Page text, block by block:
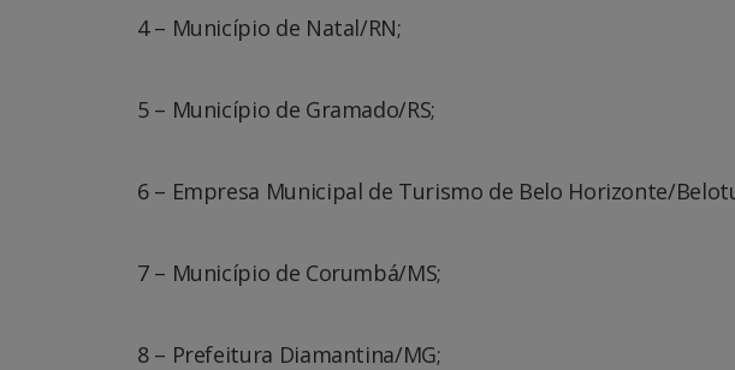
4 – Município de Natal/RN;
5 – Município de Gramado/RS;
6 – Empresa Municipal de Turismo de Belo Horizonte/
7 – Município de Corumbá/MS;
8 – Prefeitura Diamantina/MG;